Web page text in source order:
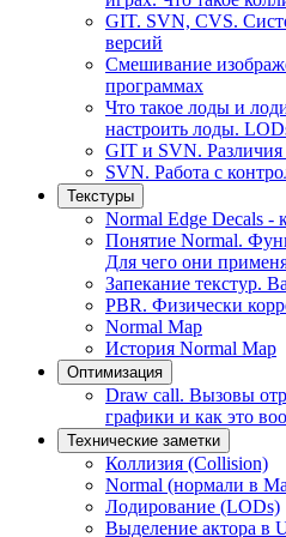
GIT. SVN, CVS.
версий
Смешивание
программах
Что такое лоды и
настроить лоды.
GIT и SVN. Различия
SVN. Работа с
Текстуры
Normal Edge Decals -
Понятие Normal.
Для чего они
Запекание текстур.
PBR. Физически
Normal Map
История Normal Map
Оптимизация
Draw call. Вызовы
графики и как это
Технические заметки
Коллизия (Collision)
Normal (нормали в
Лодирование (LODs)
Выделение актора в